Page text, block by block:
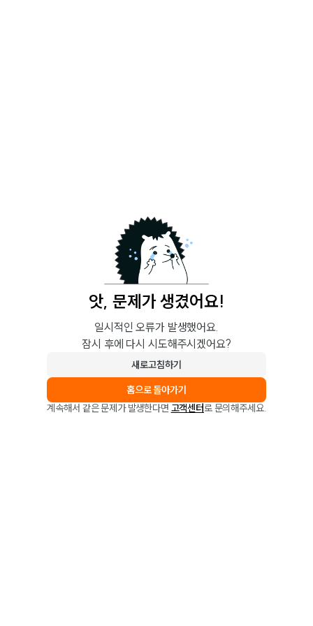
앗, 문제가 생겼어요!
일시적인 오류가 발생했어요.
잠시 후에 다시 시도해주시겠어요?
새로고침하기
홈으로 돌아가기
계속해서 같은 문제가 발생한다면 고객센터로 문의해주세요.